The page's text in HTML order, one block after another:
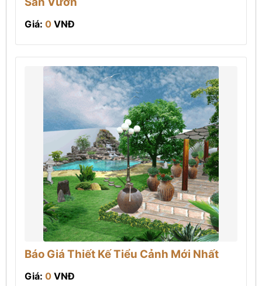
Giá: 0 VNĐ
Báo Giá Thiết Kế Tiểu Cảnh Mới Nhất
Giá: 0 VNĐ